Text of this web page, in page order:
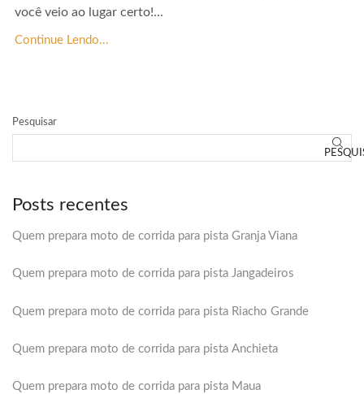
você veio ao lugar certo!...
Continue Lendo...
Pesquisar
Posts recentes
Quem prepara moto de corrida para pista Granja Viana
Quem prepara moto de corrida para pista Jangadeiros
Quem prepara moto de corrida para pista Riacho Grande
Quem prepara moto de corrida para pista Anchieta
Quem prepara moto de corrida para pista Maua